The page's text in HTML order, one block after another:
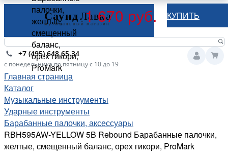
+7 (495) 648 65 34
с понедельника по пятницу с 10 до 19
Главная страница
Каталог
Музыкальные инструменты
Ударные инструменты
Барабанные палочки, аксессуары
RBH595AW-YELLOW 5B Rebound Барабанные палочки,
желтые, смещенный баланс, орех гикори, ProMark
палочки,
желтые,
смещенный
баланс,
орех гикори,
ProMark
1 670 руб. КУПИТЬ